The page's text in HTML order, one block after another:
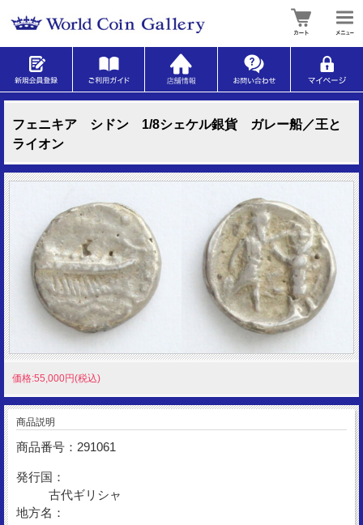
フェニキア シドン 1/8シェケル銀貨 ガレー船／王と
ライオン
価格:55,000円(税込)
商品説明
商品番号：291061
発行国：
古代ギリシャ
地方名：